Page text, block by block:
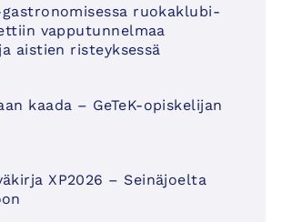
ruokaklubi-
vapputunnelmaa
aistien risteyksessä
kaada – GeTeK-opiskelijan
XP2026 – Seinäjoelta